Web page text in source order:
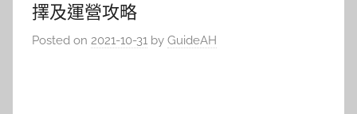
擇及運營攻略
Posted on 2021-10-31 by GuideAH